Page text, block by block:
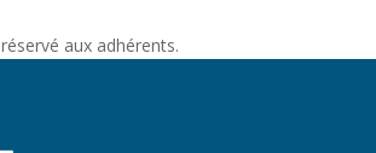
aux adhérents.